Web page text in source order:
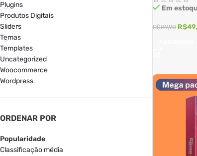
Plugins
Produtos Digitais
Sliders
Temas
Templates
Uncategorized
Woocommerce
Wordpress
ORDENAR POR
Popularidade
Classificação média
Em
R$89,90 R$